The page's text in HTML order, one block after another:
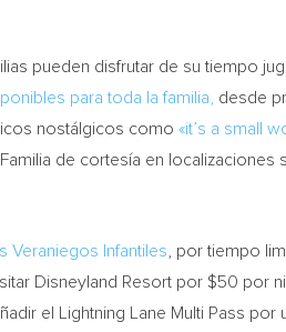
pueden disfrutar de su tiempo
para toda la familia,
desde
nostálgicos como «it’s a small
de cortesía en localizaciones
Veraniegos Infantiles , por tiempo
Disneyland Resort por $50 por
el Lightning Lane Multi Pass por